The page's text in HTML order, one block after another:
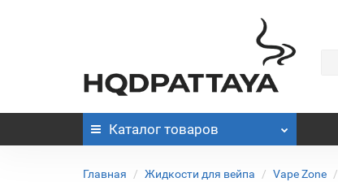
Каталог товаров
Главная Жидкости для вейпа Vape Zone